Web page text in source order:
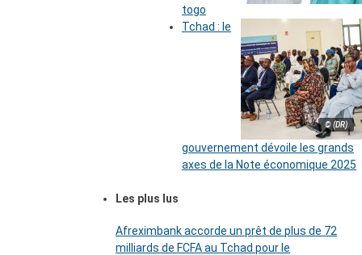
togo
© (DR)
Tchad : le
gouvernement dévoile les grands
axes de la Note économique 2025
Les plus lus
Afreximbank accorde un prêt de plus de 72
milliards de FCFA au Tchad pour le